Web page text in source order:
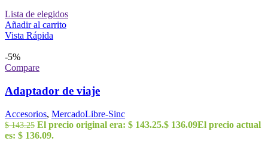
Lista de elegidos
Añadir al carrito
Vista Rápida
-5%
Compare
Adaptador de viaje
Accesorios, MercadoLibre-Sinc
$143.25 El precio original era: $ 143.25.$ 136.09El precio actual
es: $ 136.09.